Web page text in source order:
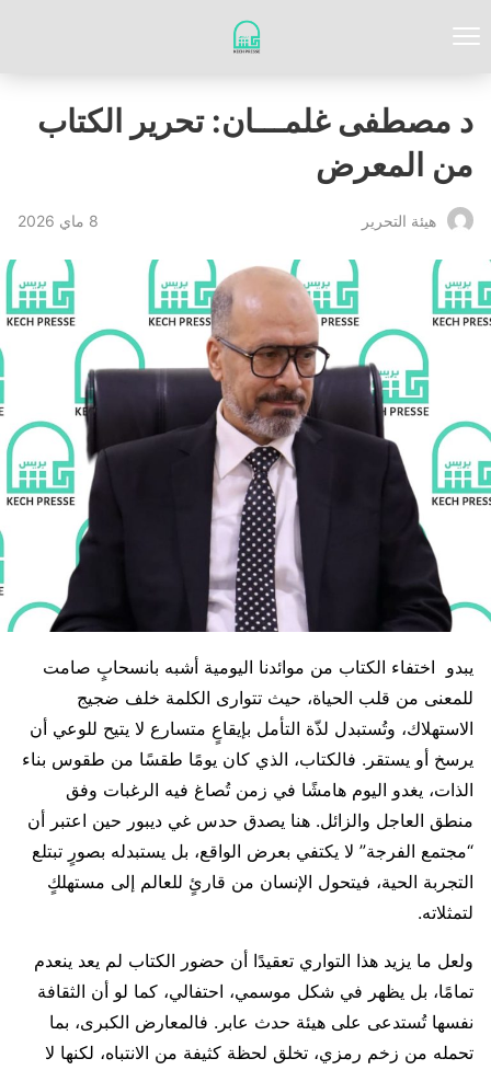
د مصطفى غلمـــان: تحرير الكتاب
من المعرض
‏هيئة ‏التحرير 8 ماي 2026
يبدو اختفاء الكتاب من موائدنا اليومية أشبه بانسحابٍ صامت
للمعنى من قلب الحياة، حيث تتوارى الكلمة خلف ضجيج
الاستهلاك، وتُستبدل لذّة التأمل بإيقاعٍ متسارع لا يتيح للوعي أن
يرسخ أو يستقر. فالكتاب، الذي كان يومًا طقسًا من طقوس بناء
الذات، يغدو اليوم هامشًا في زمن تُصاغ فيه الرغبات وفق
منطق العاجل والزائل. هنا يصدق حدس غي ديبور حين اعتبر أن
“مجتمع الفرجة” لا يكتفي بعرض الواقع، بل يستبدله بصورٍ تبتلع
التجربة الحية، فيتحول الإنسان من قارئٍ للعالم إلى مستهلكٍ
لتمثلاته.
ولعل ما يزيد هذا التواري تعقيدًا أن حضور الكتاب لم يعد ينعدم
تمامًا، بل يظهر في شكل موسمي، احتفالي، كما لو أن الثقافة
نفسها تُستدعى على هيئة حدث عابر. فالمعارض الكبرى، بما
تحمله من زخم رمزي، تخلق لحظة كثيفة من الانتباه، لكنها لا